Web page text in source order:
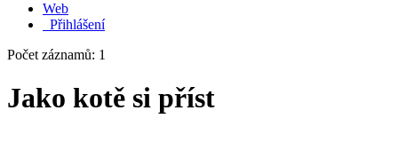
Web
Přihlášení
Počet záznamů: 1
Jako kotě si příst